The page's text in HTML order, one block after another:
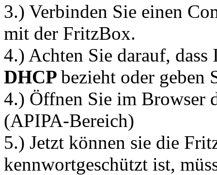
3.) Verbinden Sie einen
mit der FritzBox.
4.) Achten Sie darauf,
DHCP bezieht oder geben
4.) Öffnen Sie im Browser
(APIPA-Bereich)
5.) Jetzt können sie die
kennwortgeschützt ist,